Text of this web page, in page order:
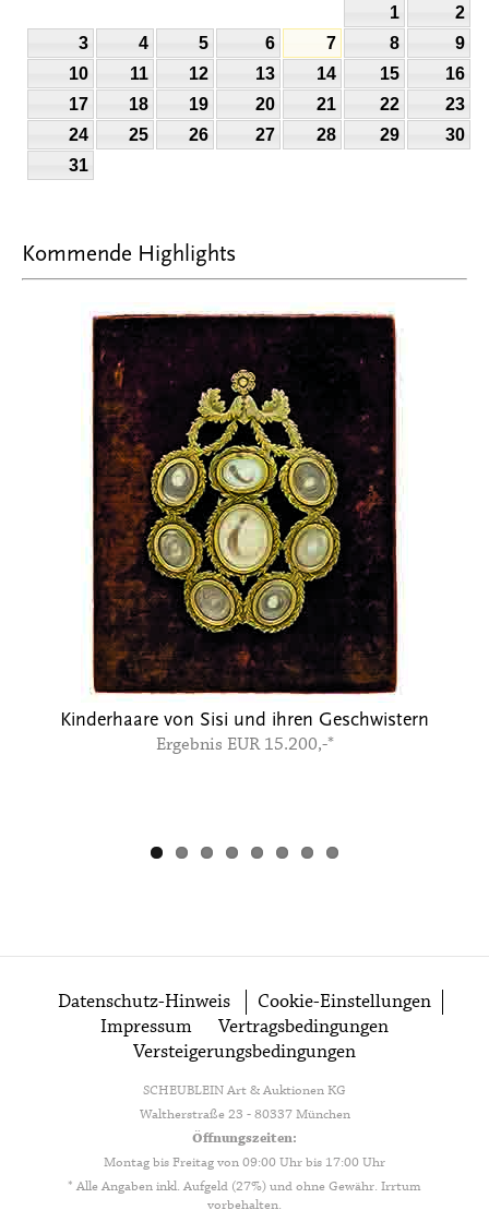
1
2
3
4 5 6 7 8
9
10
11 12 13 14 15
16
17
18 19 20 21 22
23
24
25 26 27 28 29
30
31
Kommende Highlights
Kinderhaare von Sisi und ihren Geschwistern
Ergebnis EUR 15.200,-*
Datenschutz-Hinweis
Cookie-Einstellungen
Impressum
Vertragsbedingungen
Versteigerungsbedingungen
SCHEUBLEIN Art & Auktionen KG
Waltherstraße 23 - 80337 München
Öffnungszeiten:
Montag bis Freitag von 09:00 Uhr bis 17:00 Uhr
* Alle Angaben inkl. Aufgeld (27%) und ohne Gewähr. Irrtum
vorbehalten.